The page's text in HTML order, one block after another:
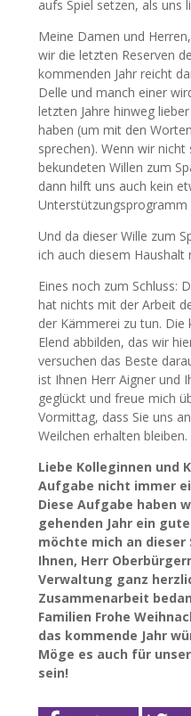
aufs Spiel setzen, als uns
Meine Damen und
wir die letzten Reserven
kommenden Jahr reicht
Delle und manch einer
letzten Jahre hinweg
haben (um mit den
sprechen). Wenn wir
bekundeten Willen zum
dann hilft uns auch kein
Unterstützungsprogramm
Und da dieser Wille zum
ich auch diesem Haushalt
Eines noch zum Schluss:
hat nichts mit der Arbeit
der Kämmerei zu tun. Die
Elend abbilden, das wir
versuchen das Beste
ist Ihnen Herr Aigner und
geglückt und freue mich
Vormittag, dass Sie uns
Weilchen erhalten bleiben.
Liebe Kolleginnen und
Aufgabe nicht immer
Diese Aufgabe haben
gehenden Jahr ein
möchte mich an dieser
Ihnen, Herr
Verwaltung ganz
Zusammenarbeit
Familien Frohe
das kommende Jahr
Möge es auch für
sein!